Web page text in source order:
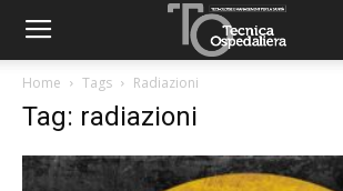
Home Tags Radiazioni
Tag: radiazioni